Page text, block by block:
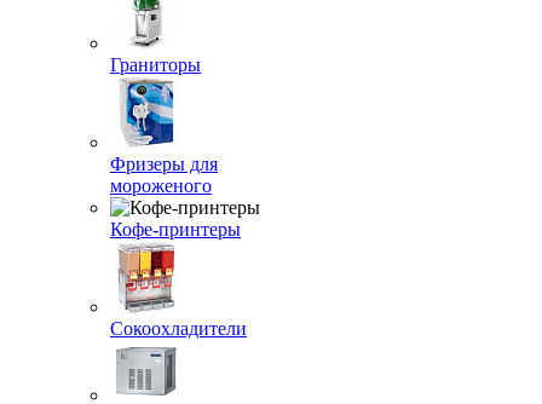
Граниторы
Фризеры для
мороженого
Кофе-принтеры
Сокоохладители